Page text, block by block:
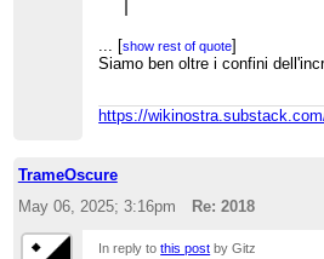
volte il varo del governo
Harry and Meghan (sono
questo sono d'accordo - io
l'omicidio di Jamal
rimosso il movimento dei
referendum sull'aborto in
natale di Strasburgo,
stato rimosso da Vegetable
...[show rest of quote ]
... [show rest of quote]
Siamo ben oltre i confini
https://
TrameOscure
May 06, 2025; 3:16pm
Re: 2018
In reply tothis post by Gitz